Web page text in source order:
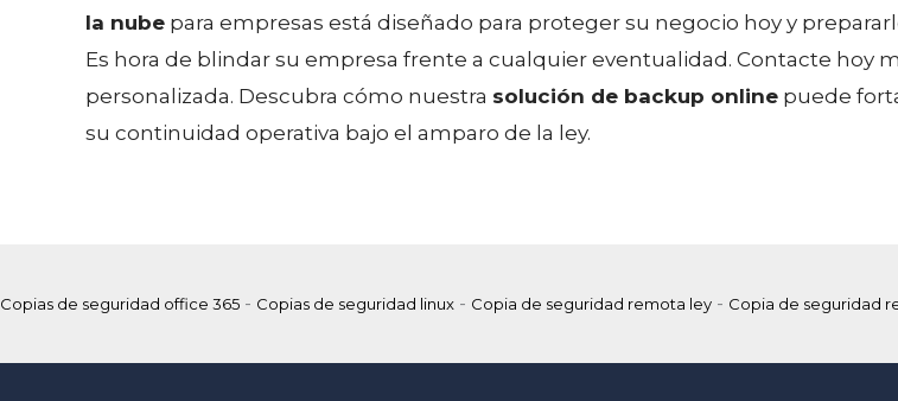
la nube para empresas está diseñado para proteger su negocio hoy y
Es hora de blindar su empresa frente a cualquier eventualidad. Contacte hoy
personalizada. Descubra cómo nuestra solución de backup online puede
su continuidad operativa bajo el amparo de la ley.
Copias de seguridad office 365 - Copias de seguridad linux - Copia de seguridad remota ley - Copia de seguridad